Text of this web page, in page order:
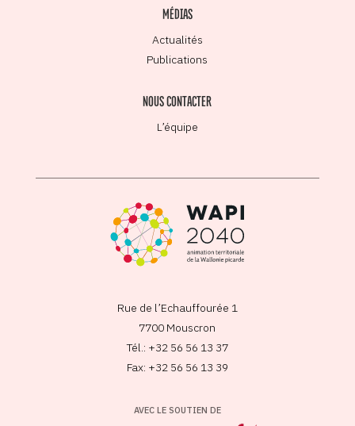
MÉDIAS
Actualités
Publications
NOUS CONTACTER
L’équipe
Rue de l’Echauffourée 1
7700 Mouscron
Tél.: +32 56 56 13 37
Fax: +32 56 56 13 39
AVEC LE SOUTIEN DE